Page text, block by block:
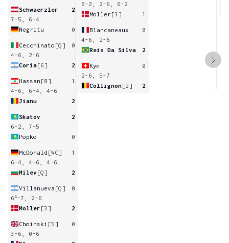
Schwaerzler
2
7-5, 6-4
Negritu
0
Cecchinato [Q]
0
4-6, 2-6
Coria[6] 2
Hassan [8]
1
4-6, 6-4, 4-6
Jianu
2
Skatov
2
6-2, 7-5
Popko
0
McDonald [WC]
1
6-4, 4-6, 4-6
Milev [Q] 2
Villanueva [Q]
0
64-7, 2-6
Moller [3] 2
Choinski [5]
0
3-6, 0-6
6-2, 2-6, 6-2
Moller[3] 1
Blancaneaux
0
4-6, 2-6
Reis Da Silva
2
Kym
0
2-6, 5-7
Collignon[2] 2